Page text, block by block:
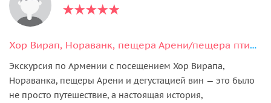
Хор Вирап, Нораванк, пещера Арени/пещера птиц и дегустация вин
Экскурсия по Армении с посещением Хор Вирапа,
Нораванка, пещеры Арени и дегустацией вин — это было
не просто путешествие, а настоящая история,